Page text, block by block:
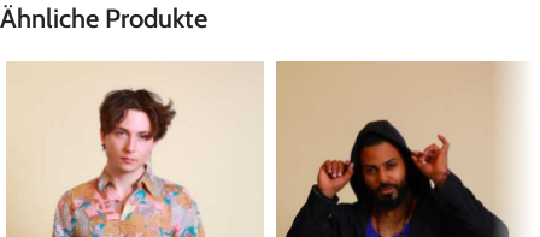
Ähnliche Produkte